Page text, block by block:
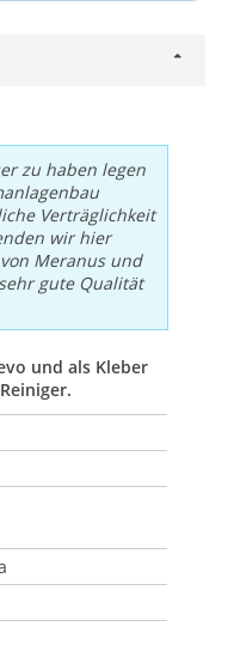
zu haben legen
Verträglichkeit
wir hier
Meranus und
gute Qualität
und als Kleber